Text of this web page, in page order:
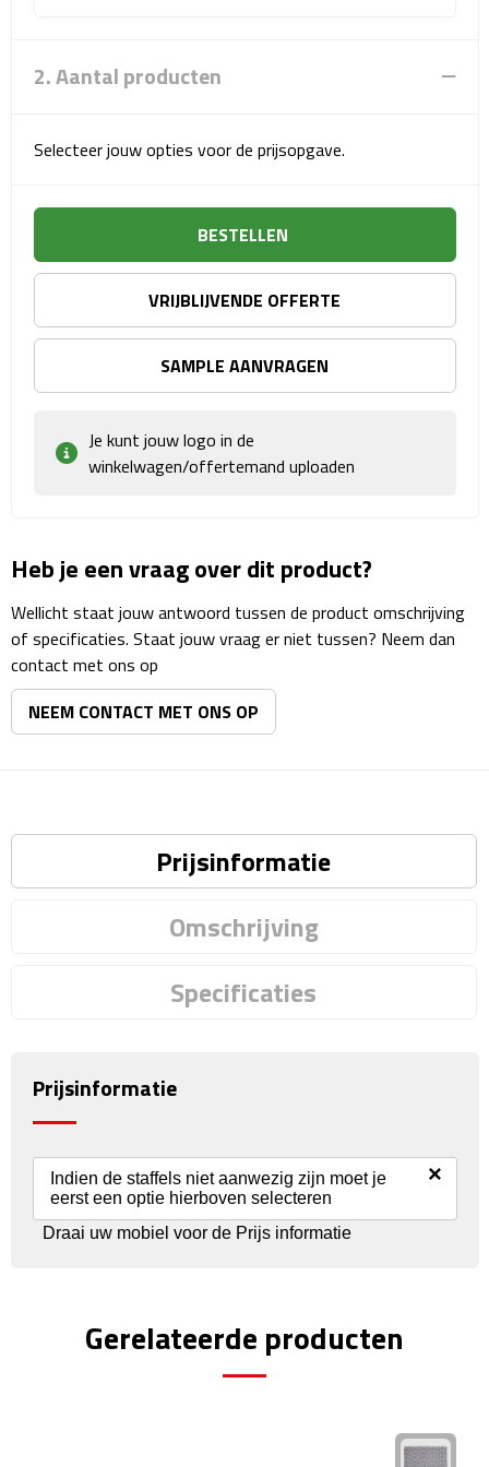
Sporttassen
Koeltassen & koelboxen
Strandtassen
Picknick rugtassen
Lunchtassen
Heuptassen
Reisbekers
Opbergtasjes
Koffersloten
Paspoorthouders
Auto luchtverfrissers
Auto telefoonhouders
2. Aantal producten
Selecteer jouw opties voor de prijsopgave.
BESTELLEN
VRIJBLIJVENDE OFFERTE
SAMPLE AANVRAGEN
Je kunt jouw logo in de
winkelwagen/offertemand uploaden
Heb je een vraag over dit product?
Wellicht staat jouw antwoord tussen de product omschrijving
of specificaties. Staat jouw vraag er niet tussen? Neem dan
contact met ons op
NEEM CONTACT MET ONS OP
Prijsinformatie
Omschrijving
Specificaties
Prijsinformatie
Indien de staffels niet aanwezig zijn moet je
eerst een optie hierboven selecteren
×
Draai uw mobiel voor de Prijs informatie
Gerelateerde producten